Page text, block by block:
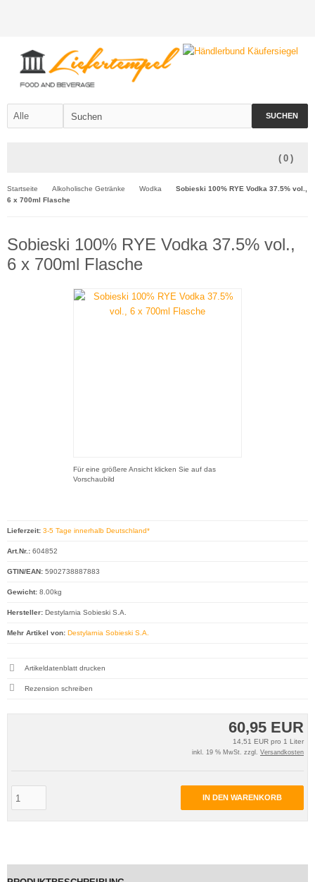
SUCHEN
( 0 )
Startseite Alkoholische Getränke Wodka
Sobieski 100% RYE Vodka 37.5% vol.,
6 x 700ml Flasche
Sobieski 100% RYE Vodka 37.5% vol.,
6 x 700ml Flasche
Für eine größere Ansicht klicken Sie auf das
Vorschaubild
60,95 EUR
14,51 EUR pro 1 Liter
inkl. 19 % MwSt. zzgl. Versandkosten
IN DEN WARENKORB
Lieferzeit: 3-5 Tage innerhalb Deutschland*
Art.Nr.: 604852
GTIN/EAN: 5902738887883
Gewicht: 8.00kg
Hersteller: Destylarnia Sobieski S.A.
Mehr Artikel von: Destylarnia Sobieski S.A.
Artikeldatenblatt drucken
Rezension schreiben